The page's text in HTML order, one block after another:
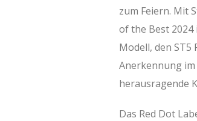
zum Feiern. Mit
of the Best
Modell, den ST5
Anerkennung
herausragende
Das Red Dot